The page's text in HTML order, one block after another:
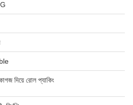
দিয়ে রোল প্যাকিং